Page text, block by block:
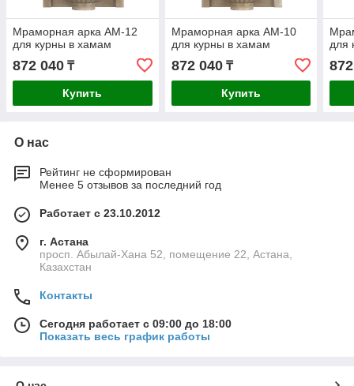
Мраморная арка АМ-12
для курны в хамам
872 040 ₸
Купить
Мраморная арка АМ-10
для курны в хамам
872 040₸
Купить
для
О нас
Рейтинг не сформирован
Менее 5 отзывов за последний год
Работает с 23.10.2012
г. Астана
просп. Абылай-Хана 52, помещение 22, Астана,
Казахстан
Контакты
Сегодня работает с 09:00 до 18:00
Показать весь график работы